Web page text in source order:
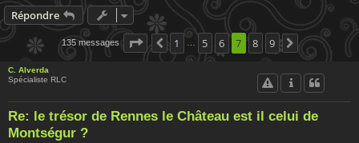
Répondre
135 messages Page 7 sur9
Précédente
1 5 6 7 8 9 Suivante
C. Alverda
Spécialiste RLC
Re: le trésor de Rennes le Château est il celui de
Montségur ?